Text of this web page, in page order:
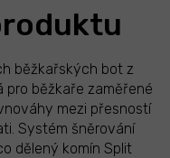
běžkařských bot z
pro běžkaře zaměřené
mezi přesností
Systém šněrování
dělený komín Split